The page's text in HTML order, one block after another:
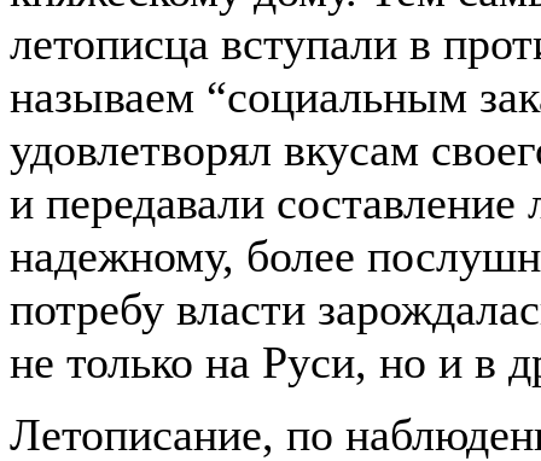
летописца вступали в
называем “социальным
удовлетворял вкусам
и передавали составление
надежному, более
потребу власти
не только на Руси, но и в
Летописание, по